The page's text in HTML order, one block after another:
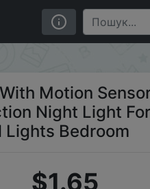
Light For Home Leds
Motion
Night Light
Lights Bedroom
$1.65